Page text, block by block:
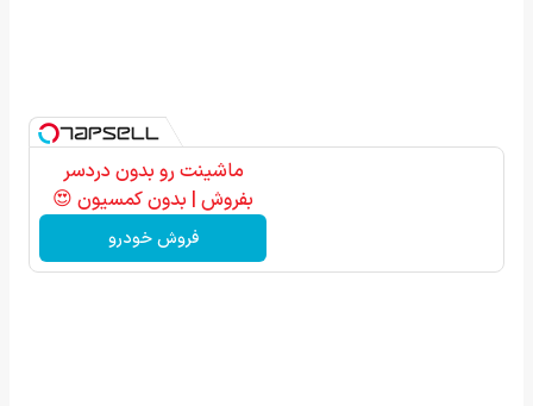
ماشینت رو بدون دردسر
بفروش | بدون کمسیون 😍
فروش خودرو